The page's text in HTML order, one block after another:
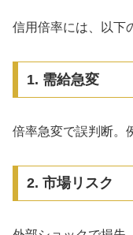
信用倍率には、以下
1. 需給急変
倍率急変で誤判断。
2. 市場リスク